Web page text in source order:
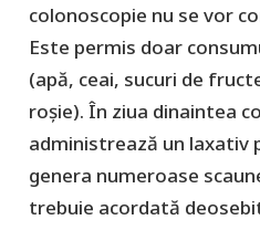
colonoscopie nu se vor
Este permis doar
(apă, ceai, sucuri de
roșie). În ziua dinaintea
administrează un laxativ
genera numeroase
trebuie acordată